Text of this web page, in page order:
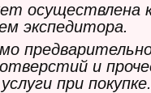
осуществлена
экспедитора.
отверстий и
при покупке.